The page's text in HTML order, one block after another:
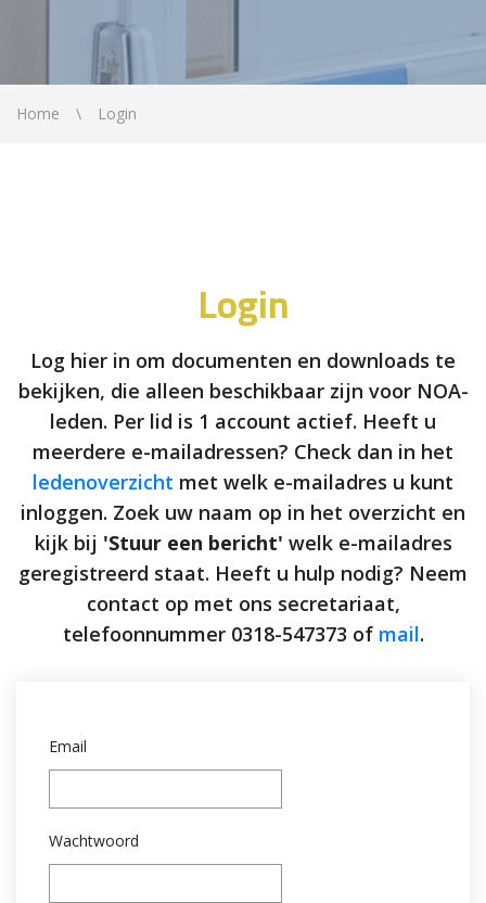
Home Login
Login
Log hier in om documenten en downloads te
bekijken, die alleen beschikbaar zijn voor NOA-
leden. Per lid is 1 account actief. Heeft u
meerdere e-mailadressen? Check dan in het
ledenoverzicht met welk e-mailadres u kunt
inloggen. Zoek uw naam op in het overzicht en
kijk bij 'Stuur een bericht' welk e-mailadres
geregistreerd staat. Heeft u hulp nodig? Neem
contact op met ons secretariaat,
telefoonnummer 0318-547373 of mail.
Email
Wachtwoord